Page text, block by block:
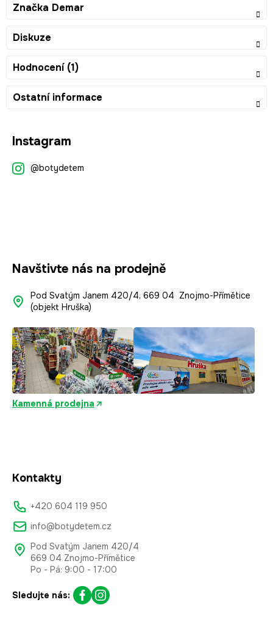
Značka Demar
Diskuze
Hodnocení (1)
Ostatní informace
Instagram
@botydetem
Navštivte nás na prodejně
Pod Svatým Janem 420/4, 669 04 Znojmo-Přímětice
(objekt Hruška)
Kamenná prodejna
Kontakty
+420 604 119 950
info@botydetem.cz
Pod Svatým Janem 420/4
669 04 Znojmo-Přímětice
Po - Pá: 9:00 - 17:00
Sledujte nás: